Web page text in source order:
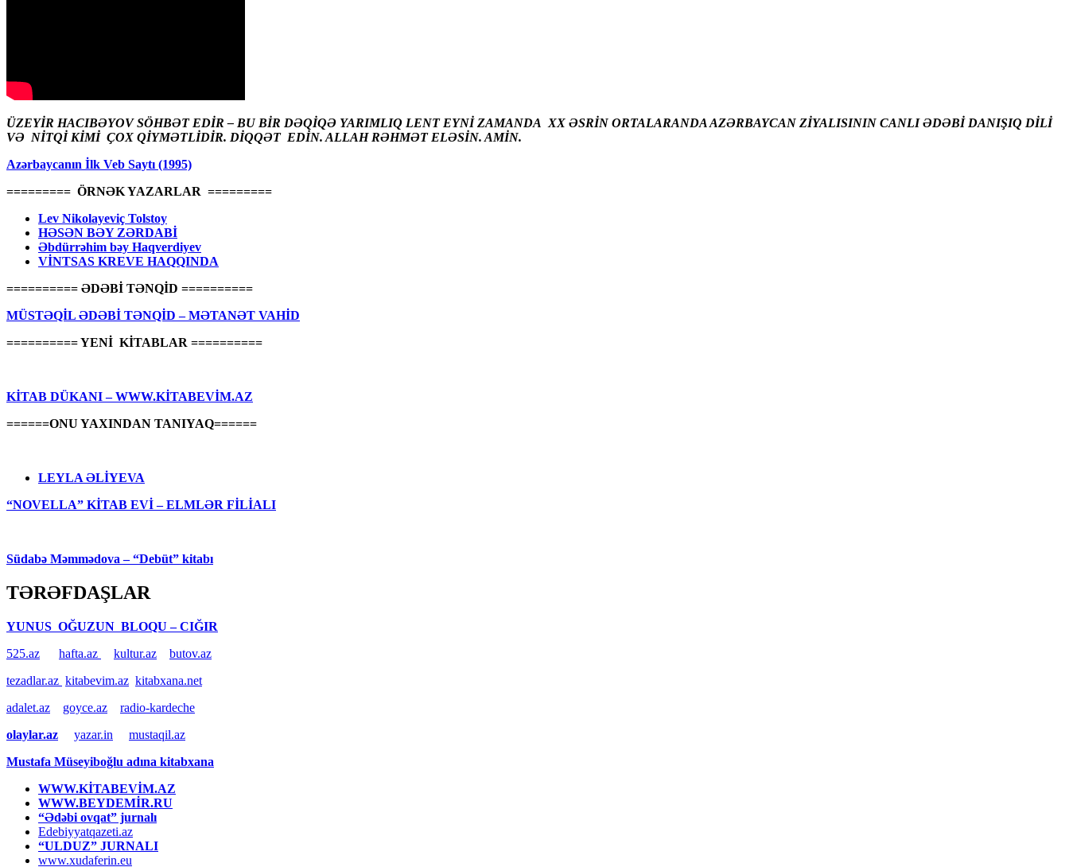
ÜZEYİR HACIBƏYOV SÖHBƏT EDİR – BU BİR DƏQİQƏ YARIMLIQ LENT EYNİ ZAMANDA XX ƏSRİN ORTALARANDA AZƏRBAYCAN ZİYALISININ CANLI ƏDƏBİ DANIŞIQ DİLİ
VƏ NİTQİ KİMİ ÇOX QİYMƏTLİDİR. DİQQƏT EDİN. ALLAH RƏHMƏT ELƏSİN. AMİN.
Azərbaycanın İlk Veb Saytı (1995)
========= ÖRNƏK YAZARLAR =========
Lev Nikolayeviç Tolstoy
HƏSƏN BƏY ZƏRDABİ
Əbdürrəhim bəy Haqverdiyev
VİNTSAS KREVE HAQQINDA
========== ƏDƏBİ TƏNQİD ==========
MÜSTƏQİL ƏDƏBİ TƏNQİD – MƏTANƏT VAHİD
========== YENİ KİTABLAR ==========
KİTAB DÜKANI – WWW.KİTABEVİM.AZ
======ONU YAXINDAN TANIYAQ======
LEYLA ƏLİYEVA
“NOVELLA” KİTAB EVİ – ELMLƏR FİLİALI
Südabə Məmmədova – “Debüt” kitabı
TƏRƏFDAŞLAR
YUNUS OĞUZUN BLOQU – CIĞIR
525.az
hafta.az kultur.az
butov.az
tezadlar.az kitabevim.az kitabxana.net
adalet.az
goyce.az
radio-kardeche
olaylar.az
yazar.in
mustaqil.az
Mustafa Müseyiboğlu adına kitabxana
WWW.KİTABEVİM.AZ
WWW.BEYDEMİR.RU
“Ədəbi ovqat” jurnalı
Edebiyyatqazeti.az
“ULDUZ” JURNALI
www.xudaferin.eu